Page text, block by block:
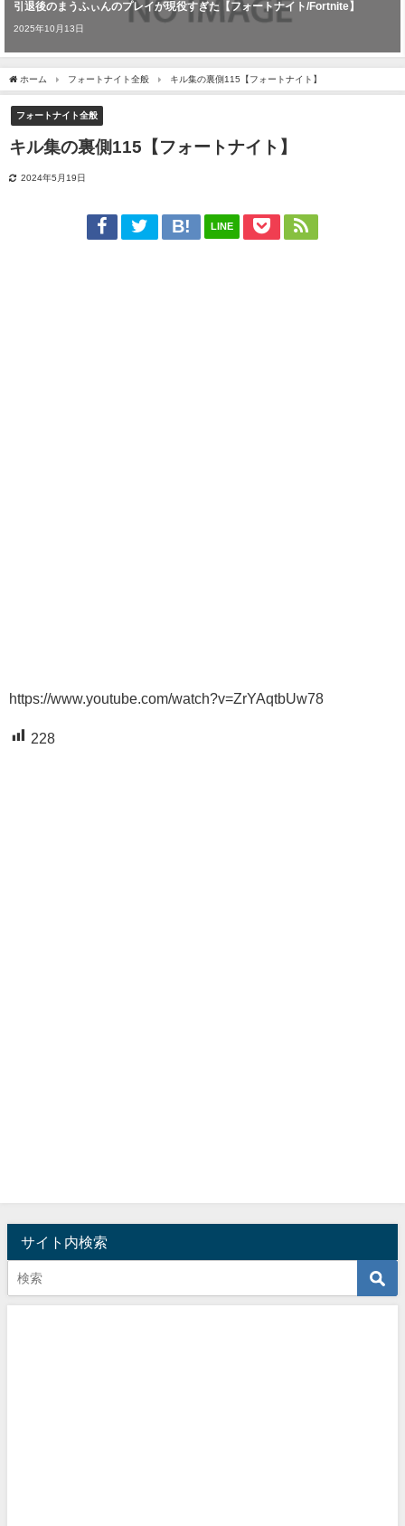
引退後のまうふぃんのプレイが現役すぎた【フォートナイト/Fortnite】
2025年10月13日
ホーム フォートナイト全般 キル集の裏側115【フォートナイト】
フォートナイト全般
キル集の裏側115【フォートナイト】
2024年5月19日
LINE
https://www.youtube.com/watch?v=ZrYAqtbUw78
228
サイト内検索